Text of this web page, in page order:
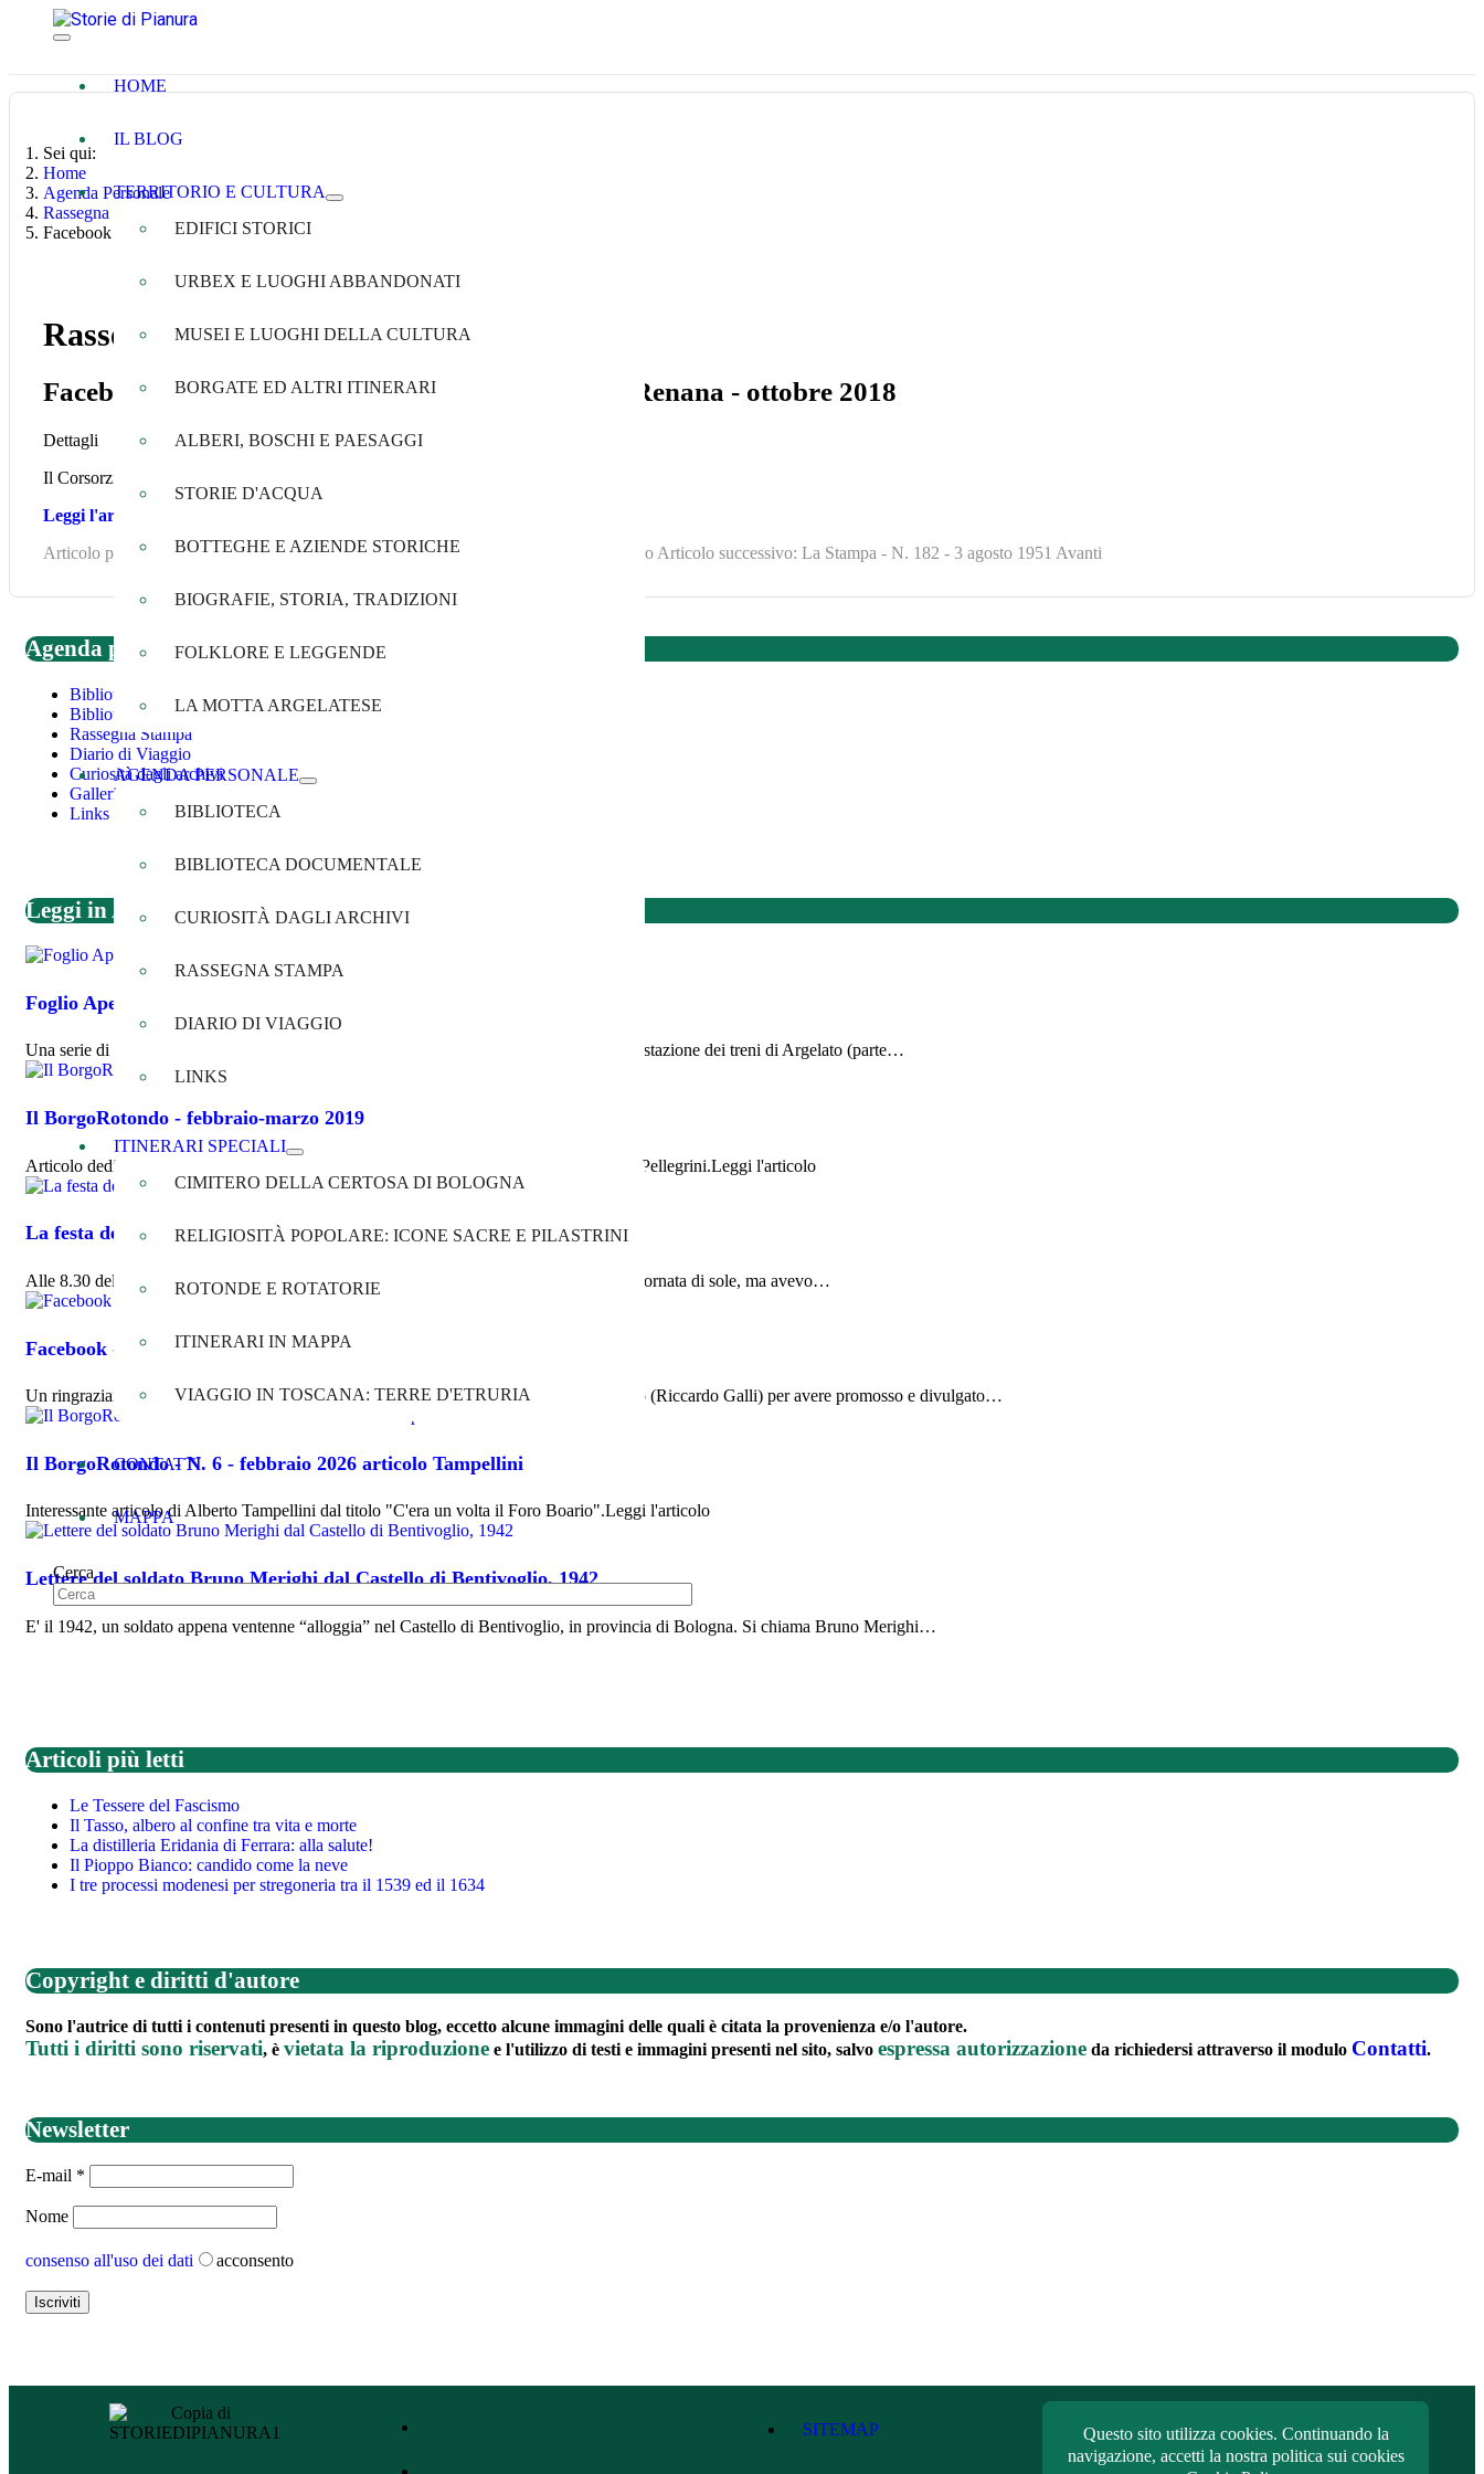
HOME
IL BLOG
TERRITORIO E CULTURA
EDIFICI STORICI
URBEX E LUOGHI ABBANDONATI
MUSEI E LUOGHI DELLA CULTURA
BORGATE ED ALTRI ITINERARI
ALBERI, BOSCHI E PAESAGGI
STORIE D'ACQUA
BOTTEGHE E AZIENDE STORICHE
BIOGRAFIE, STORIA, TRADIZIONI
FOLKLORE E LEGGENDE
LA MOTTA ARGELATESE
AGENDA PERSONALE
BIBLIOTECA
BIBLIOTECA DOCUMENTALE
CURIOSITÀ DAGLI ARCHIVI
RASSEGNA STAMPA
DIARIO DI VIAGGIO
LINKS
ITINERARI SPECIALI
CIMITERO DELLA CERTOSA DI BOLOGNA
RELIGIOSITÀ POPOLARE: ICONE SACRE E PILASTRINI
ROTONDE E ROTATORIE
ITINERARI IN MAPPA
VIAGGIO IN TOSCANA: TERRE D'ETRURIA
CONTATTI
MAPPA
Cerca
Sei qui:
Home
Agenda Personale
Rassegna Stampa
Facebook - diffusione articolo Corsorzio Bonifica Renana - ottobre 2018
Rassegna Stampa
Facebook - diffusione articolo Corsorzio Bonifica Renana - ottobre 2018
Dettagli
Il Corsorzio della Bonifica Renana divulga il
Leggi l'articolo
Articolo precedente: Facebook - diffusione articolo Consorzio Bonifica Renana
Indietro Articolo successivo: La Stampa - N. 182 - 3 agosto 1951 Avanti
Agenda personale
Biblioteca
Biblioteca documentale
Rassegna Stampa
Diario di Viaggio
Curiosità dagli archivi
Galleria Immagini
Links
Leggi in Agenda
Foglio Aperto - N. 1 - gennaio-marzo 2021
Una serie di articoli pubblicati su Foglio Aperto, giornale di Argelato, sugli argomenti: la stazione dei treni di Argelato (parte…
Il BorgoRotondo - febbraio-marzo 2019
Articolo dedicato alla Piazzetta Betlemme di San Giovanni in Persiceto, dipinta da Gino Pellegrini.Leggi l'articolo
La festa del 1° Maggio nel borgo antico di Malacappa
Alle 8.30 del mattino ho guardato fuori dalla finestra. Il cielo non prometteva una bella giornata di sole, ma avevo…
Facebook - diffusione articolo Viaggiatori di Pianura - aprile 2025
Un ringraziamento a Il nostro Navile (Mauro Tolomelli) e a Sant'Agostino come eravamo (Riccardo Galli) per avere promosso e divulgato…
Il BorgoRotondo - N. 6 - febbraio 2026 articolo Tampellini
Interessante articolo di Alberto Tampellini dal titolo "C'era un volta il Foro Boario".Leggi l'articolo
Lettere del soldato Bruno Merighi dal Castello di Bentivoglio, 1942
E' il 1942, un soldato appena ventenne “alloggia” nel Castello di Bentivoglio, in provincia di Bologna. Si chiama Bruno Merighi…
Articoli più letti
Le Tessere del Fascismo
Il Tasso, albero al confine tra vita e morte
La distilleria Eridania di Ferrara: alla salute!
Il Pioppo Bianco: candido come la neve
I tre processi modenesi per stregoneria tra il 1539 ed il 1634
Copyright e diritti d'autore
Sono l'autrice di tutti i contenuti presenti in questo blog, eccetto alcune immagini delle quali è citata la provenienza e/o l'autore.
Tutti i diritti sono riservati, è vietata la riproduzione e l'utilizzo di testi e immagini presenti nel sito, salvo espressa autorizzazione da richiedersi attraverso il modulo Contatti.
Newsletter
E-mail *
Nome
consenso all'uso dei dati acconsento
SITEMAP
Questo sito utilizza cookies. Continuando la
navigazione, accetti la nostra politica sui cookies